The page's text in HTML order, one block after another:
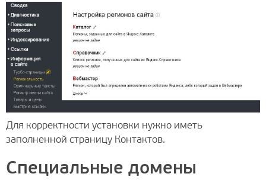
Для корректности установки нужно иметь
заполненной страницу Контактов.
Специальные домены